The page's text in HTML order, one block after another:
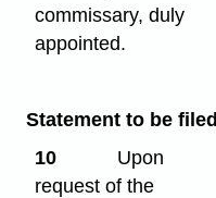
commissary, duly
appointed.
Statement to be filed
10
Upon
request of the